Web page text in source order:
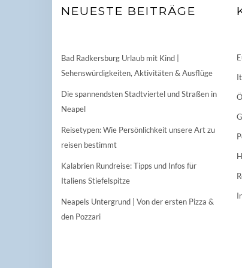
NEUESTE BEITRÄGE
Bad Radkersburg Urlaub mit Kind |
Sehenswürdigkeiten, Aktivitäten & Ausflüge
Die spannendsten Stadtviertel und Straßen in
Neapel
Reisetypen: Wie Persönlichkeit unsere Art zu
reisen bestimmt
Kalabrien Rundreise: Tipps und Infos für
Italiens Stiefelspitze
Neapels Untergrund | Von der ersten Pizza &
den Pozzari